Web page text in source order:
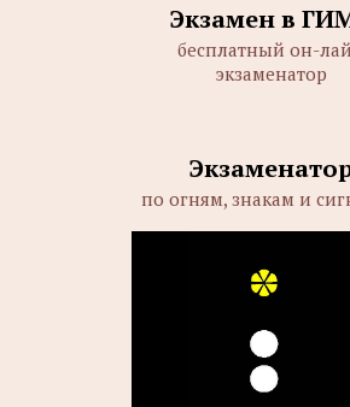
Экзамен в
бесплатный он-
экзаменатор
по огням, знакам и